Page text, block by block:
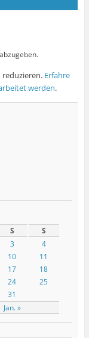
reduzieren. Erfahre
werden.
S S
Jan. »
3
4
10
11
17
18
24
25
31